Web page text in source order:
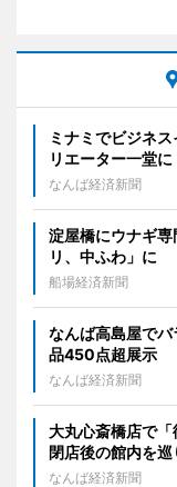
ミナミでビジネ
リエーター一堂に
なんば経済新聞
淀屋橋にウナギ
リ、中ふわ」に
船場経済新聞
なんば高島屋で
品450点超展示
なんば経済新聞
大丸心斎橋店で
閉店後の館内を巡
なんば経済新聞